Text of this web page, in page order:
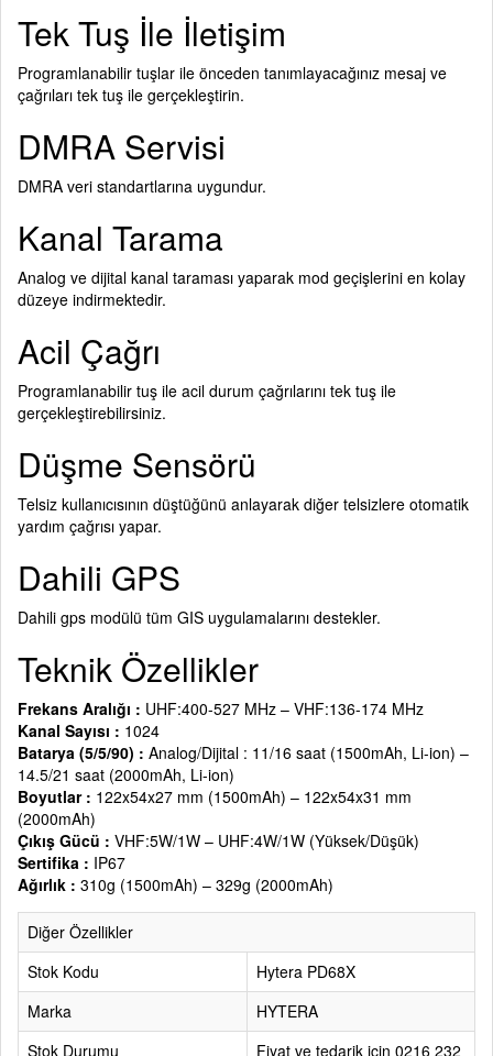
Tek Tuş İle İletişim
Programlanabilir tuşlar ile önceden tanımlayacağınız mesaj ve
çağrıları tek tuş ile gerçekleştirin.
DMRA Servisi
DMRA veri standartlarına uygundur.
Kanal Tarama
Analog ve dijital kanal taraması yaparak mod geçişlerini en kolay
düzeye indirmektedir.
Acil Çağrı
Programlanabilir tuş ile acil durum çağrılarını tek tuş ile
gerçekleştirebilirsiniz.
Düşme Sensörü
Telsiz kullanıcısının düştüğünü anlayarak diğer telsizlere otomatik
yardım çağrısı yapar.
Dahili GPS
Dahili gps modülü tüm GIS uygulamalarını destekler.
Teknik Özellikler
Frekans Aralığı : UHF:400-527 MHz – VHF:136-174 MHz
Kanal Sayısı : 1024
Batarya (5/5/90) : Analog/Dijital : 11/16 saat (1500mAh, Li-ion) –
14.5/21 saat (2000mAh, Li-ion)
Boyutlar : 122x54x27 mm (1500mAh) – 122x54x31 mm
(2000mAh)
Çıkış Gücü : VHF:5W/1W – UHF:4W/1W (Yüksek/Düşük)
Sertifika : IP67
Ağırlık : 310g (1500mAh) – 329g (2000mAh)
Diğer Özellikler
Stok Kodu
Hytera PD68X
Marka
HYTERA
Stok Durumu
Fiyat ve tedarik için 0216 232